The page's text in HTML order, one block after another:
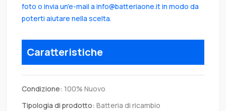
foto o invia un'e-mail a info@batteriaone.it in modo da
poterti aiutare nella scelta.
Caratteristiche
Condizione: 100% Nuovo
Tipologia di prodotto: Batteria di ricambio